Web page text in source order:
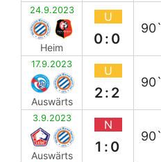
24.9.2023
Heim
U
0:0
90`
17.9.2023
Auswärts
U
2:2
90`
3.9.2023
Auswärts
N
1:0
90`